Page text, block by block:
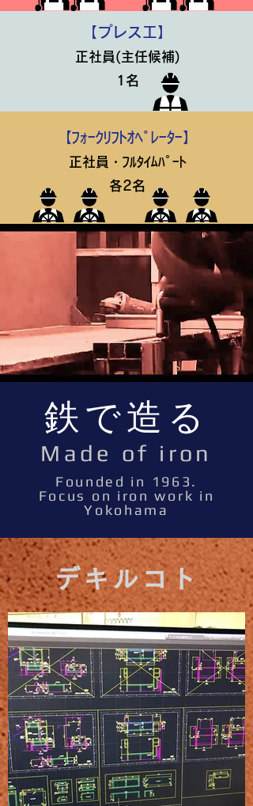
【プレス工】
正社員(主任候補)
1名
【ﾌｫｰｸﾘﾌﾄｵﾍﾟﾚｰﾀｰ】
正社員・ﾌﾙﾀｲﾑﾊﾟｰﾄ
各2名
​鉄で造る
​Made of iron
​Founded in 1963.
Focus on iron work in
Yokohama
デキルコト